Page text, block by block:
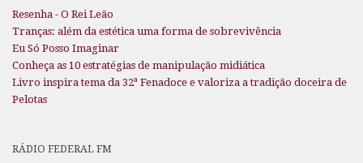
Resenha - O Rei Leão
Tranças: além da estética uma forma de sobrevivência
Eu Só Posso Imaginar
Conheça as 10 estratégias de manipulação midiática
Livro inspira tema da 32ª Fenadoce e valoriza a tradição doceira de
Pelotas
RÁDIO FEDERAL FM